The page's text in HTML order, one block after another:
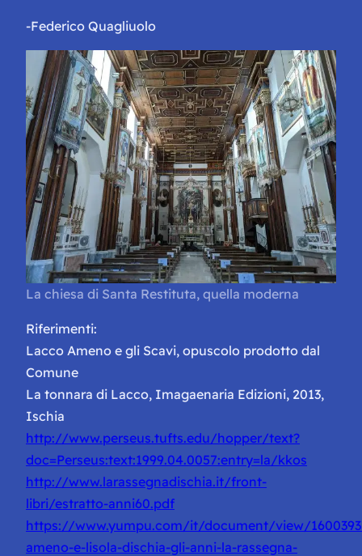
-Federico Quagliuolo
La chiesa di Santa Restituta, quella moderna
Riferimenti:
Lacco Ameno e gli Scavi, opuscolo prodotto dal
Comune
La tonnara di Lacco, Imagaenaria Edizioni, 2013,
Ischia
http://www.perseus.tufts.edu/hopper/text?
doc=Perseus:text:1999.04.0057:entry=la/kkos
http://www.larassegnadischia.it/front-
libri/estratto-anni60.pdf
https://www.yumpu.com/it/document/view/
ameno-e-lisola-dischia-gli-anni-la-rassegna-